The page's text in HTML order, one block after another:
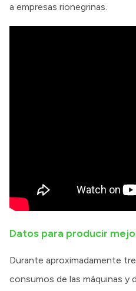
a empresas rionegrinas.
Datos para producir
Durante aproximadamente
consumos de las máquinas y